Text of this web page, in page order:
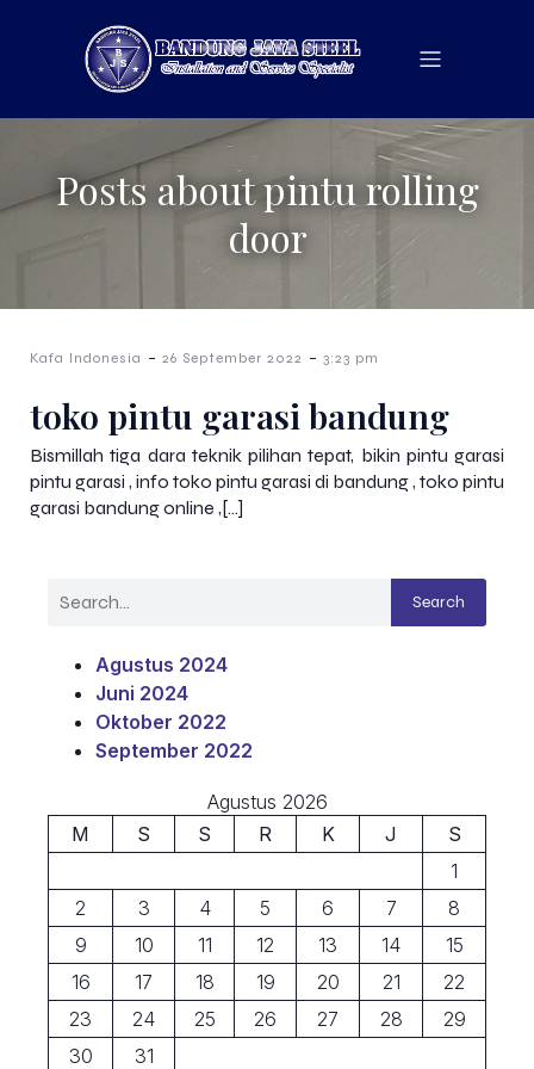
Posts about pintu rolling
door
Kafa Indonesia - 26 September 2022 - 3:23 pm
toko pintu garasi bandung
Bismillah tiga dara teknik pilihan tepat, bikin pintu garasi
pintu garasi , info toko pintu garasi di bandung , toko pintu
garasi bandung online ,[…]
Search
Agustus 2024
Juni 2024
Oktober 2022
September 2022
Agustus 2026
M
S S R K J
S
1
2
3 4 5 6 7
8
9
10 11 12 13 14
15
16
17 18 19 20 21
22
23
24 25 26 27 28
29
30
31